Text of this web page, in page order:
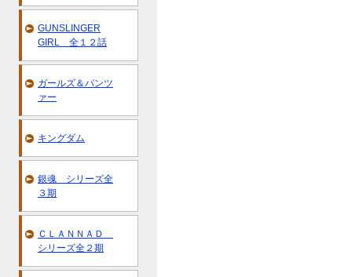
GUNSLINGER
GIRL 全１２話
ガールズ＆パンツ
ァー
キングダム
銀魂 シリーズ全
３期
ＣＬＡＮＮＡＤ
シリーズ全２期